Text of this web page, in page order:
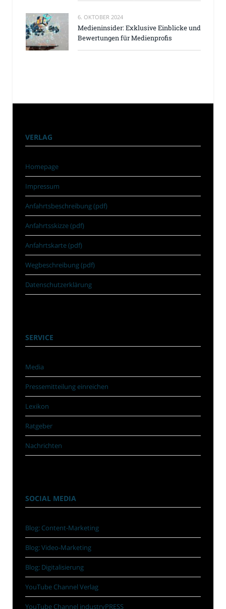
6. OKTOBER 2024
Medieninsider: Exklusive Einblicke und
Bewertungen für Medienprofis
VERLAG
Homepage
Impressum
Anfahrtsbeschreibung (pdf)
Anfahrtsskizze (pdf)
Anfahrtskarte (pdf)
Wegbeschreibung (pdf)
Datenschutzerklärung
SERVICE
Media
Pressemitteilung einreichen
Lexikon
Ratgeber
Nachrichten
SOCIAL MEDIA
Blog: Content-Marketing
Blog: Video-Marketing
Blog: Digitalisierung
YouTube Channel Verlag
YouTube Channel industryPRESS